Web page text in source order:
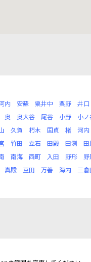
内 安蘇 粟井中 粟野 井口
奥 奥大谷 尾谷 小野 小
久賀 朽木 国貞 楮 河内
竹田 立石 田殿 田渕 田
南海 西町 入田 野形
真殿 豆田 万善 海内 三倉